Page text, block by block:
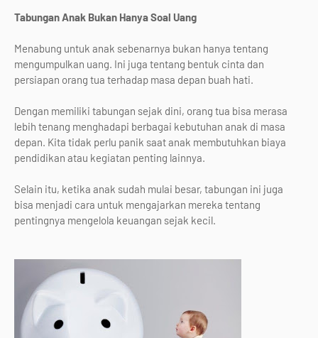
Tabungan Anak Bukan Hanya Soal Uang
Menabung untuk anak sebenarnya bukan hanya tentang
mengumpulkan uang. Ini juga tentang bentuk cinta dan
persiapan orang tua terhadap masa depan buah hati.
Dengan memiliki tabungan sejak dini, orang tua bisa merasa
lebih tenang menghadapi berbagai kebutuhan anak di masa
depan. Kita tidak perlu panik saat anak membutuhkan biaya
pendidikan atau kegiatan penting lainnya.
Selain itu, ketika anak sudah mulai besar, tabungan ini juga
bisa menjadi cara untuk mengajarkan mereka tentang
pentingnya mengelola keuangan sejak kecil.